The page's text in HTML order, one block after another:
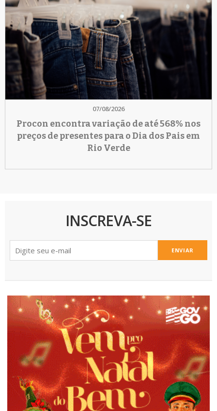
07/08/2026
Procon encontra variação de até 568% nos
preços de presentes para o Dia dos Pais em
Rio Verde
INSCREVA-SE
ENVIAR